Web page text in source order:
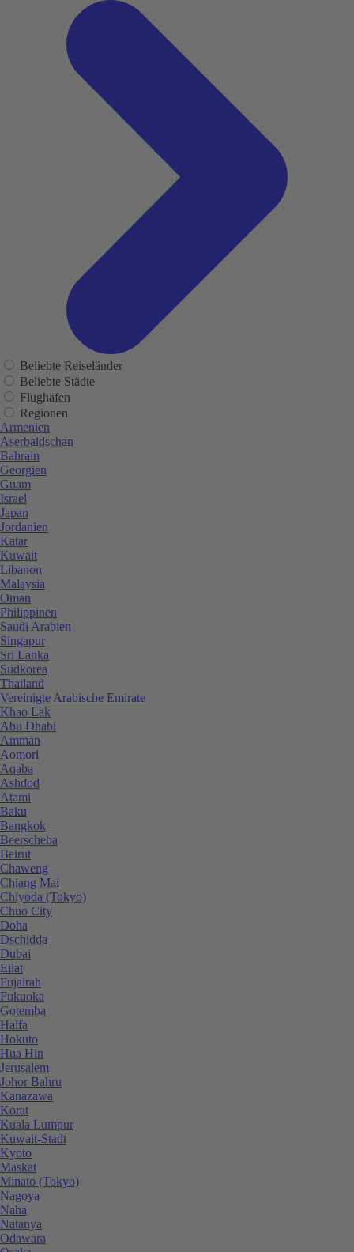
Beliebte Reiseländer
Beliebte Städte
Flughäfen
Regionen
Armenien
Aserbaidschan
Bahrain
Georgien
Guam
Israel
Japan
Jordanien
Katar
Kuwait
Libanon
Malaysia
Oman
Philippinen
Saudi Arabien
Singapur
Sri Lanka
Südkorea
Thailand
Vereinigte Arabische Emirate
Khao Lak
Abu Dhabi
Amman
Aomori
Aqaba
Ashdod
Atami
Baku
Bangkok
Beerscheba
Beirut
Chaweng
Chiang Mai
Chiyoda (Tokyo)
Chuo City
Doha
Dschidda
Dubai
Eilat
Fujairah
Fukuoka
Gotemba
Haifa
Hokuto
Hua Hin
Jerusalem
Johor Bahru
Kanazawa
Korat
Kuala Lumpur
Kuwait-Stadt
Kyoto
Maskat
Minato (Tokyo)
Nagoya
Naha
Natanya
Odawara